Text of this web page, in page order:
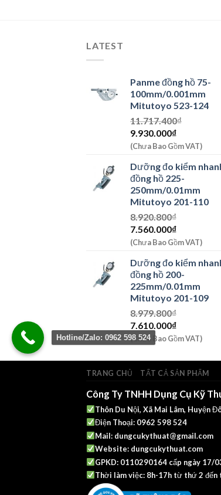
LATEST
Panme đồng hồ 75-
100mm/0.001mm
Mitutoyo 523-124
11.717.400₫
Giá
gốc
11.717.400₫.
9.930.000₫Giá
hiện
là:
9.930.000₫.
(Chưa Bao Gồm VAT)
Dưỡng đo kiểm
đồng hồ 225-
250mm/0.01mm
Mitutoyo 201-110
8.920.800₫
Giá
gốc
8.920.800₫.
7.560.000₫Giá
hiện
là:
7.560.000₫.
(Chưa Bao Gồm VAT)
Dưỡng đo kiểm
đồng hồ 200-
225mm/0.01mm
Mitutoyo 201-109
8.979.800₫
Giá
gốc
là:
8.979.800₫.
7.610.000₫Giá
hiện
là:
7.610.000₫.
(Chưa Bao Gồm VAT)
TRANG CHỦ TẤT CẢ SẢN PHẨM
Công Ty TNHH Dụng Cụ Kỹ
Thôn Du Nội, Xã Mai Lâm, Huyện
Điện Thoại: 0962 598 524
Mail: dungcukythuat@gmail.com
Website: dungcukythuat.com
GPKD: 0110290164 cấp ngày 17/
Thời làm việc: 8h-17h từ thứ 2 đến
Hotline/Zalo: 0962 598 524